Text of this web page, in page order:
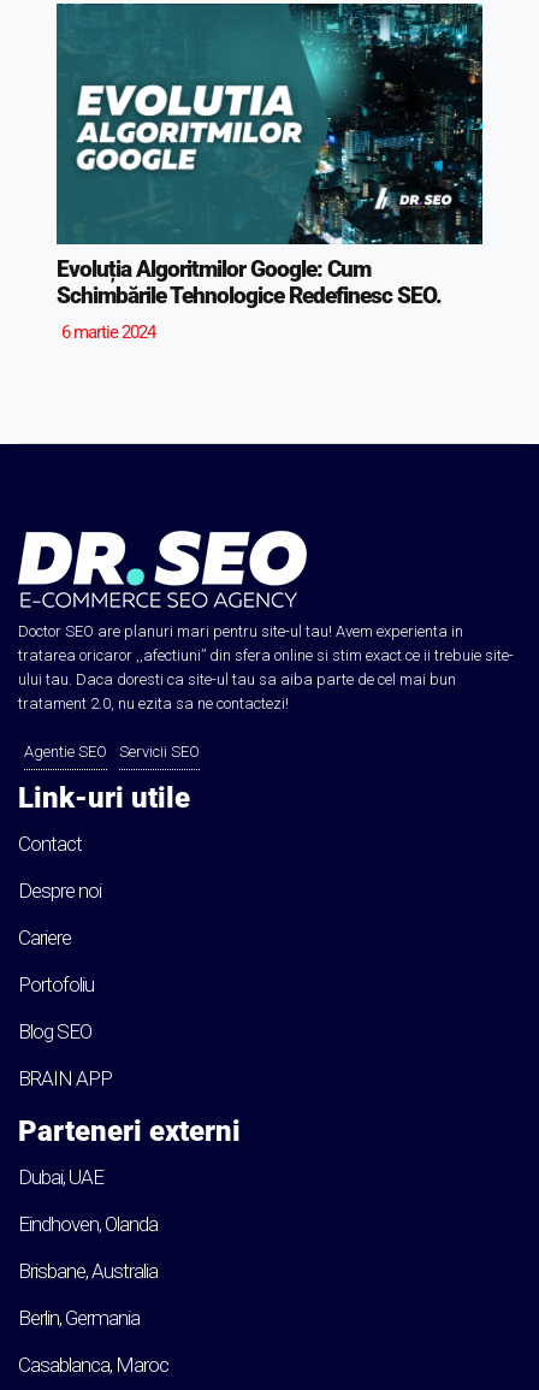
Evoluția Algoritmilor Google: Cum
Schimbările Tehnologice Redefinesc SEO.
6 martie 2024
Doctor SEO are planuri mari pentru site-ul tau! Avem experienta in
tratarea oricaror ,,afectiuni” din sfera online si stim exact ce ii trebuie site-
ului tau. Daca doresti ca site-ul tau sa aiba parte de cel mai bun
tratament 2.0, nu ezita sa ne contactezi!
Agentie SEO Servicii SEO
Link-uri utile
Contact
Despre noi
Cariere
Portofoliu
Blog SEO
BRAIN APP
Parteneri externi
Dubai, UAE
Eindhoven, Olanda
Brisbane, Australia
Berlin, Germania
Casablanca, Maroc